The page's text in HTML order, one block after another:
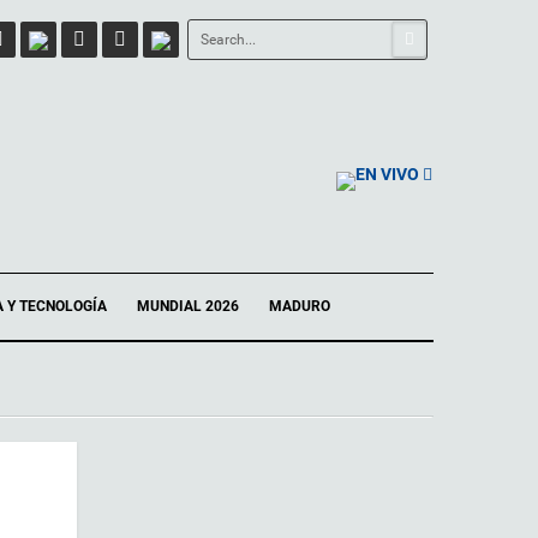
EN VIVO
Y TECNOLOGÍA MUNDIAL 2026 MADURO